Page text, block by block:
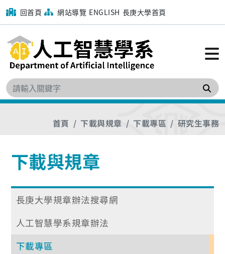
回首頁 網站導覽 ENGLISH 長庚大學首頁
搜
首頁 下載與規章 下載專區 研究生事務
下載與規章
長庚大學規章辦法搜尋網
人工智慧學系規章辦法
下載專區